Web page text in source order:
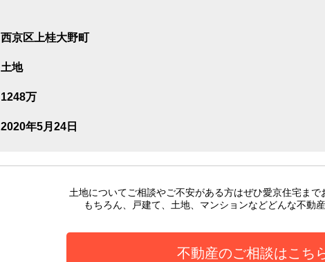
西京区上桂大野町
土地
1248万
2020年5月24日
土地についてご相談やご不安がある方はぜひ愛京住宅まで
もちろん、戸建て、土地、マンションなどどんな不動
不動産のご相談はこち